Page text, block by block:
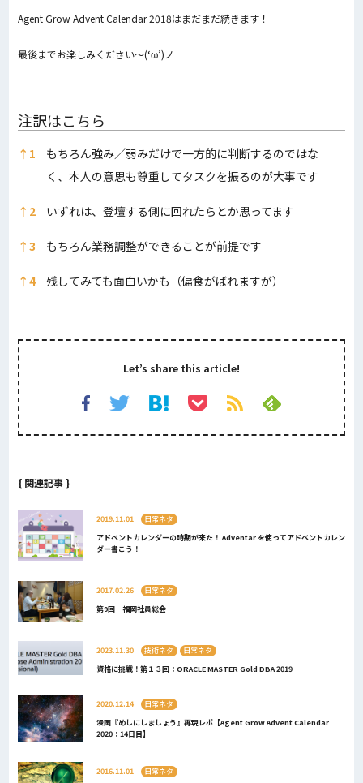
Agent Grow Advent Calendar 2018はまだまだ続きます！
最後までお楽しみください～(‘ω’)ノ
注訳はこちら
注訳はこちら
↑ 1
もちろん強み／弱みだけで一方的に判断するのではな
く、本人の意思も尊重してタスクを振るのが大事です
↑ 2 いずれは、登壇する側に回れたらとか思ってます
↑ 3 もちろん業務調整ができることが前提です
↑ 4 残してみても面白いかも（偏食がばれますが）
Let’s share this article!
{ 関連記事 }
2019.11.01
日常ネタ
アドベントカレンダーの時期が来た！ Adventar を使ってアドベントカレン
ダー書こう！
2017.02.26
日常ネタ
第9回 福岡社員総会
2023.11.30 技術ネタ
日常ネタ
資格に挑戦！第１３回：ORACLE MASTER Gold DBA 2019
2020.12.14
日常ネタ
漫画『めしにしましょう』再現レポ【Agent Grow Advent Calendar
2020：14日目】
2016.11.01
日常ネタ